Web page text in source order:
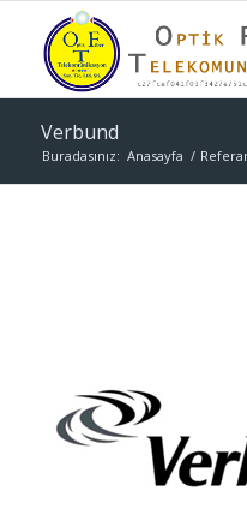
Verbund
Buradasınız: Anasayfa /